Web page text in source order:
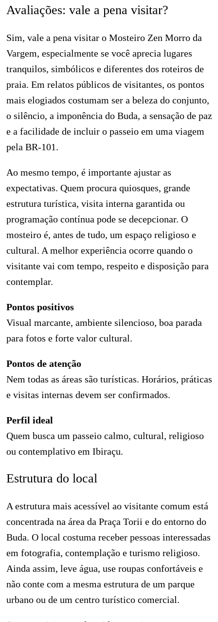
Avaliações: vale a pena visitar?
Sim, vale a pena visitar o Mosteiro Zen Morro da
Vargem, especialmente se você aprecia lugares
tranquilos, simbólicos e diferentes dos roteiros de
praia. Em relatos públicos de visitantes, os pontos
mais elogiados costumam ser a beleza do conjunto,
o silêncio, a imponência do Buda, a sensação de paz
e a facilidade de incluir o passeio em uma viagem
pela BR-101.
Ao mesmo tempo, é importante ajustar as
expectativas. Quem procura quiosques, grande
estrutura turística, visita interna garantida ou
programação contínua pode se decepcionar. O
mosteiro é, antes de tudo, um espaço religioso e
cultural. A melhor experiência ocorre quando o
visitante vai com tempo, respeito e disposição para
contemplar.
Pontos positivos
Visual marcante, ambiente silencioso, boa parada
para fotos e forte valor cultural.
Pontos de atenção
Nem todas as áreas são turísticas. Horários, práticas
e visitas internas devem ser confirmados.
Perfil ideal
Quem busca um passeio calmo, cultural, religioso
ou contemplativo em Ibiraçu.
Estrutura do local
A estrutura mais acessível ao visitante comum está
concentrada na área da Praça Torii e do entorno do
Buda. O local costuma receber pessoas interessadas
em fotografia, contemplação e turismo religioso.
Ainda assim, leve água, use roupas confortáveis e
não conte com a mesma estrutura de um parque
urbano ou de um centro turístico comercial.